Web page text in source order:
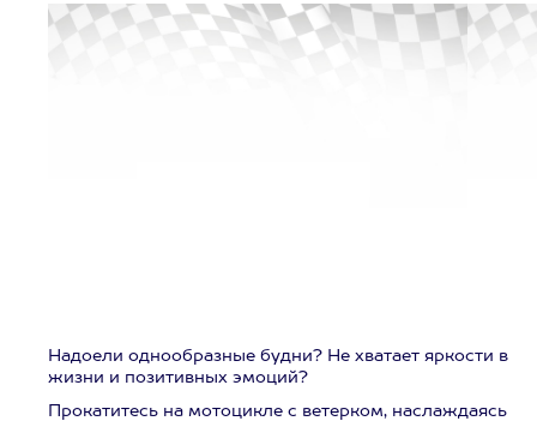
Надоели однообразные будни? Не хватает яркости в
жизни и позитивных эмоций?
Прокатитесь на мотоцикле с ветерком, наслаждаясь